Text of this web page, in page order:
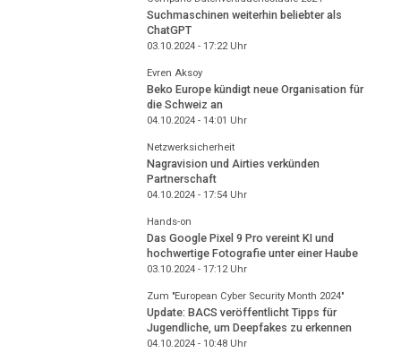
Suchmaschinen weiterhin beliebter als
ChatGPT
03.10.2024 - 17:22Uhr
Evren Aksoy
Beko Europe kündigt neue Organisation für
die Schweiz an
04.10.2024 - 14:01 Uhr
Netzwerksicherheit
Nagravision und Airties verkünden
Partnerschaft
04.10.2024 - 17:54Uhr
Hands-on
Das Google Pixel 9 Pro vereint KI und
hochwertige Fotografie unter einer Haube
03.10.2024 - 17:12Uhr
Zum "European Cyber Security Month 2024"
Update: BACS veröffentlicht Tipps für
Jugendliche, um Deepfakes zu erkennen
04.10.2024 - 10:48Uhr